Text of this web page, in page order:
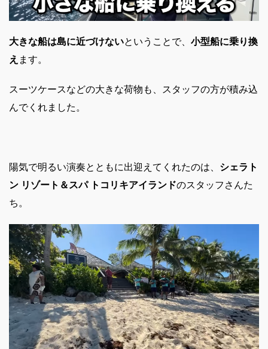
大きな船は島に近づけないということで、 小型船に乗り換
え ます。
スーツケースなどの大きな荷物も、スタッフの方が積み込
んでくれました。
陽気で明るい演奏とともに出迎えてくれたのは、 シェラト
ン リゾート＆スパ トコリキアイランドのスタッフさんた
ち。